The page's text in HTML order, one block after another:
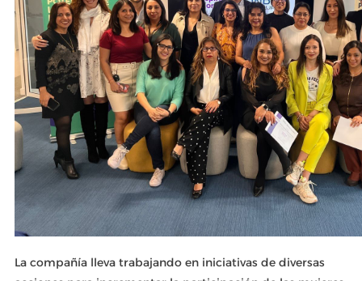
La compañía lleva trabajando en iniciativas de diversas